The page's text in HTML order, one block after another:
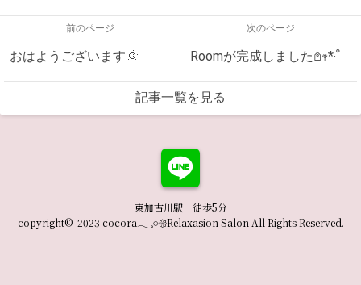
前のページ
おはようございます🌞
次のページ
Roomが完成しました𖤘𖥧*‧ﹾ
記事一覧を見る
東加古川駅 徒歩5分
copyright© 2023 cocora𓂃 𓈒𓏸𑁍Relaxasion Salon All Rights Reserved.